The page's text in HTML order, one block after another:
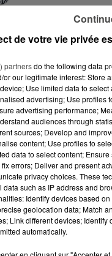
ROUTES : LE
6 août 2026
MÉGOTS ET FEUX
INDUSTRIELS DU
TAXÉS...
6 août 2026
CANICULE :
BOUTEILLES D'EAU
DISPARAISSENT
5 août 2026
MANGER
PLUS CHER QU'IL
ALERTE L’ONU
de votre vie privée
partnersdo the following data
or our legitimate interest: Store
Use limited data to
advertising; Use profiles
advertising performance;
audiences through
sources; Develop and
content; Use profiles to
data to select content;
errors; Deliver and present
privacy choices. These
data such as IP address and
Identify devices based
geolocation data; Match
Link different devices; Identify
automatically.